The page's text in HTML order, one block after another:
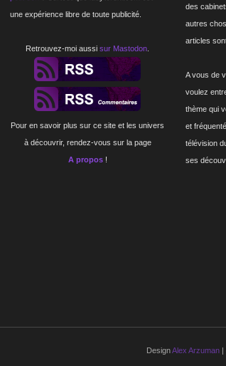
une expérience libre de toute publicité.
Retrouvez-moi aussisur Mastodon
Pour en savoir plus sur ce site et les univers
à découvrir, rendez-vous sur la page
A propos!
des
autres
articles
A vous de
voulez
thème qui
et
télévision
ses
DesignAlex Arzuman |